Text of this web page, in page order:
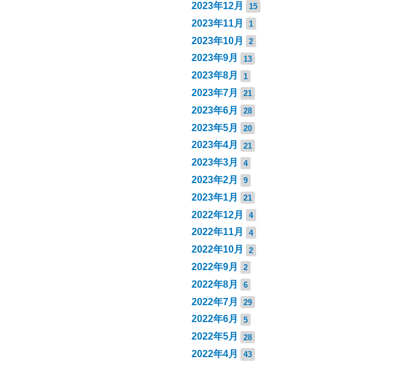
2023年12月 15
2023年11月 1
2023年10月 2
2023年9月 13
2023年8月 1
2023年7月 21
2023年6月 28
2023年5月 20
2023年4月 21
2023年3月 4
2023年2月 9
2023年1月 21
2022年12月 4
2022年11月 4
2022年10月 2
2022年9月 2
2022年8月 6
2022年7月 29
2022年6月 5
2022年5月 28
2022年4月 43